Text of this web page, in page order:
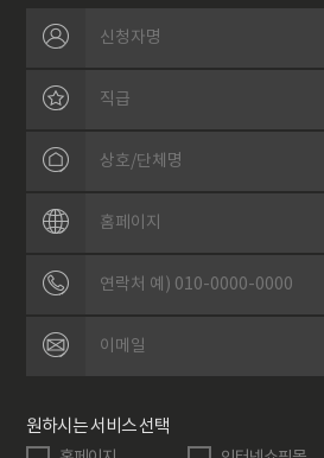
원하시는 서비스 선택